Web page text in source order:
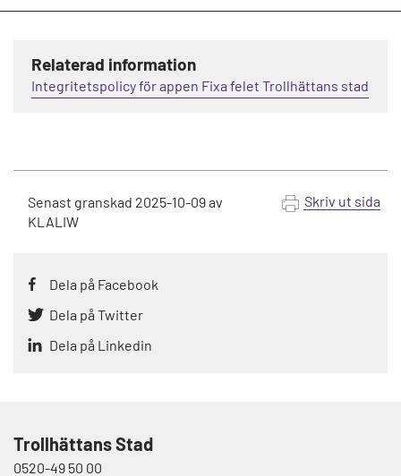
Relaterad information
Integritetspolicy för appen Fixa felet Trollhättans stad
Senast granskad 2025-10-09av
KLALIW
Skriv ut sida
Dela på Facebook
Dela på Twitter
Dela på Linkedin
Trollhättans Stad
0520-49 50 00